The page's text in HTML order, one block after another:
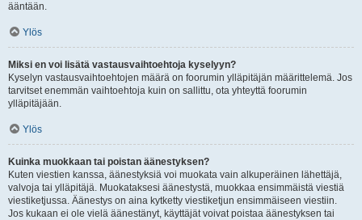
ääntään.
Ylös
Miksi en voi lisätä vastausvaihtoehtoja kyselyyn?
Kyselyn vastausvaihtoehtojen määrä on foorumin ylläpitäjän määrittelemä. Jos
tarvitset enemmän vaihtoehtoja kuin on sallittu, ota yhteyttä foorumin
ylläpitäjään.
Ylös
Kuinka muokkaan tai poistan äänestyksen?
Kuten viestien kanssa, äänestyksiä voi muokata vain alkuperäinen lähettäjä,
valvoja tai ylläpitäjä. Muokataksesi äänestystä, muokkaa ensimmäistä viestiä
viestiketjussa. Äänestys on aina kytketty viestiketjun ensimmäiseen viestiin.
Jos kukaan ei ole vielä äänestänyt, käyttäjät voivat poistaa äänestyksen tai